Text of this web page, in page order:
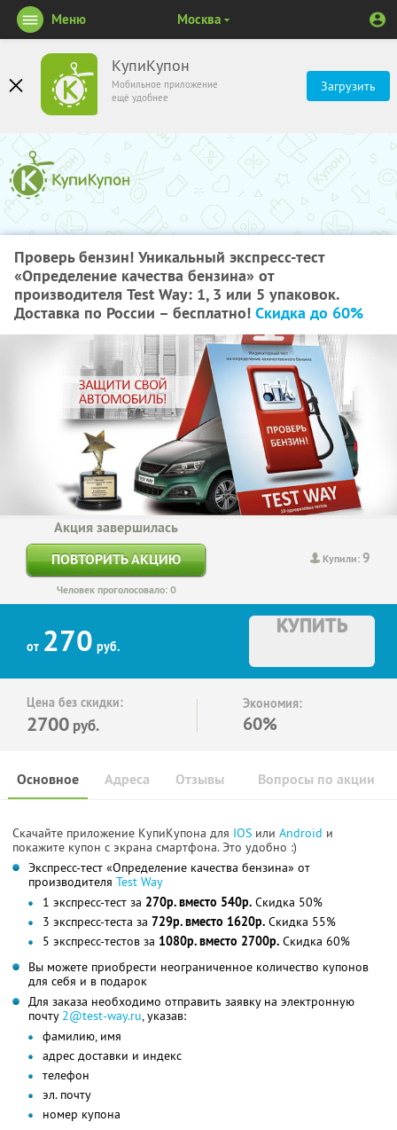
КупиКупон
Мобильное приложение
ещё удобнее
Загрузить
Меню Москва
Проверь бензин! Уникальный экспресс-тест
«Определение качества бензина» от
производителя Test Way: 1, 3 или 5 упаковок.
Доставка по России – бесплатно! Скидка до 60%
Купили:9
Акция завершилась
ПОВТОРИТЬ АКЦИЮ
Человек проголосовало: 0
от 270 руб.
КУПИТЬ
Цена без скидки:
2700 руб.
Экономия:
60%
Основное Отзывы Вопросы по акции
Адреса
Скачайте приложение КупиКупона для IOS или Android и
покажите купон с экрана смартфона. Это удобно :)
Экспресс-тест «Определение качества бензина» от
производителя Test Way
1 экспресс-тест за 270р. вместо 540р. Скидка 50%
3 экспресс-теста за 729р. вместо 1620р. Скидка 55%
5 экспресс-тестов за 1080р. вместо 2700р. Скидка 60%
Вы можете приобрести неограниченное количество купонов
для себя и в подарок
Для заказа необходимо отправить заявку на электронную
почту 2@test-way.ru, указав:
фамилию, имя
адрес доставки и индекс
телефон
эл. почту
номер купона